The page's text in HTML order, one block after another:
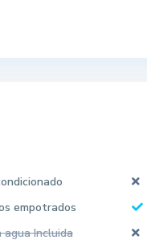
empotrados
agua Incluida